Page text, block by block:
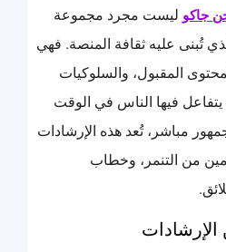
جاكو ليست مجرد مجموعة
تُبنى عليه ثقافة المنصة. فهي
المقبول، والسلوكيات
يتفاعل فيها الناس في الوقت
مباشر، تُعد هذه الإرشادات
من التنمر، وخطاب